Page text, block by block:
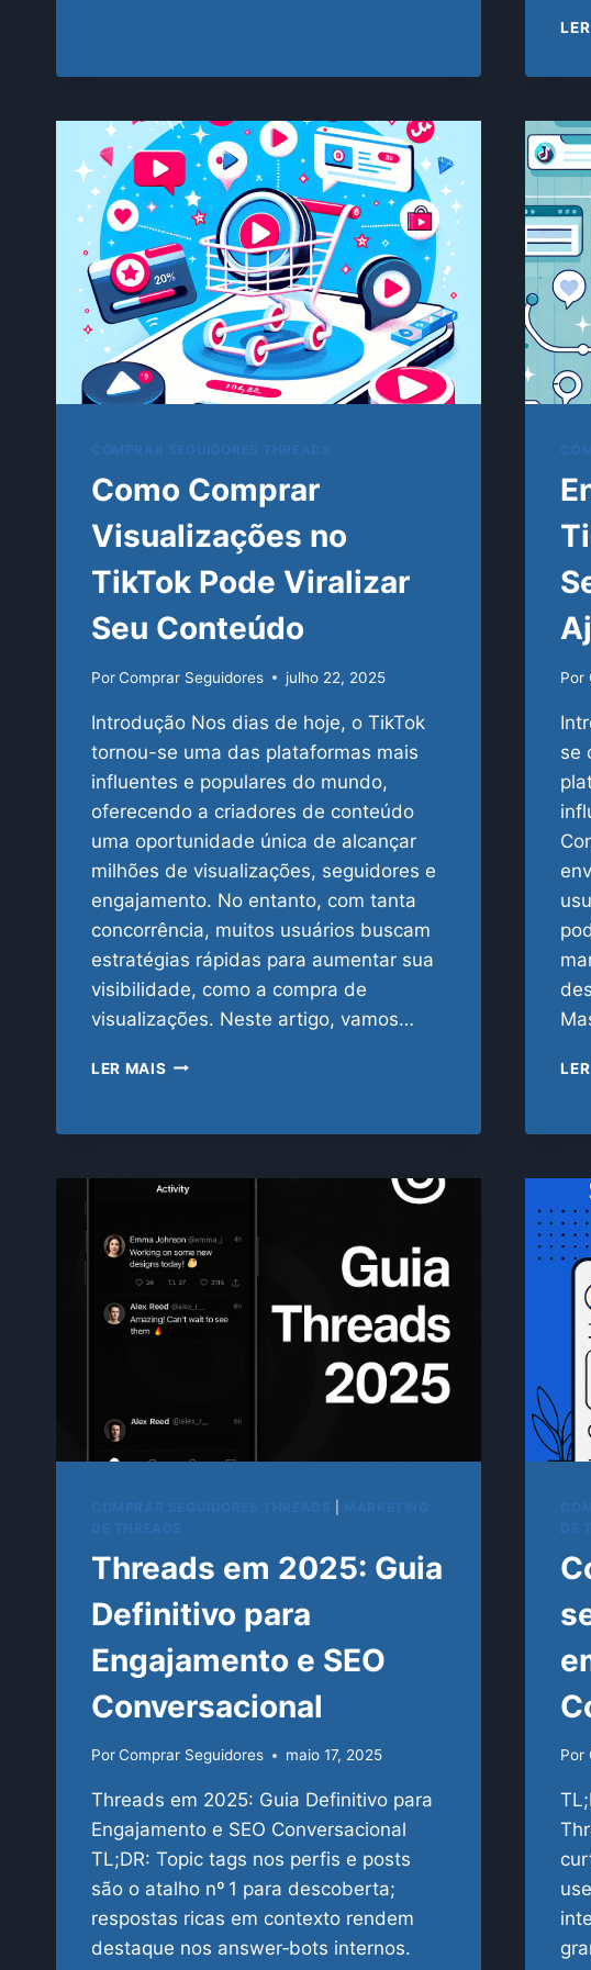
ECONOMIZAR
E
INVESTIR
COM
CONSISTÊNCIA
Como Comprar
Visualizações no
TikTok Pode Viralizar
Seu Conteúdo
PorComprar Seguidores julho 22, 2025
Introdução Nos dias de hoje, o TikTok
tornou-se uma das plataformas mais
influentes e populares do mundo,
oferecendo a criadores de conteúdo
uma oportunidade única de alcançar
milhões de visualizações, seguidores e
engajamento. No entanto, com tanta
concorrência, muitos usuários buscam
estratégias rápidas para aumentar sua
visibilidade, como a compra de
visualizações. Neste artigo, vamos…
LER MAIS COMO
NO
PODE
VIRALIZAR
CONTEÚDO
Por
se
Threads em 2025: Guia
Definitivo para
Engajamento e SEO
Conversacional
PorComprar Seguidores maio 17, 2025
Threads em 2025: Guia Definitivo para
Engajamento e SEO Conversacional
TL;DR: Topic tags nos perfis e posts
são o atalho nº 1 para descoberta;
respostas ricas em contexto rendem
destaque nos answer‑bots internos.
Por